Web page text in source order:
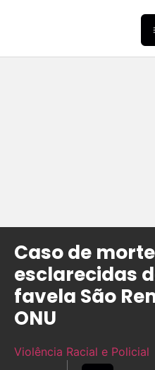
Caso de
esclarecidas
favela São
ONU
Violência Racial e Policial